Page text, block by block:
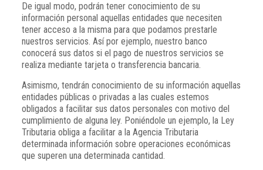
De igual modo, podrán tener conocimiento de su
información personal aquellas entidades que necesiten
tener acceso a la misma para que podamos prestarle
nuestros servicios. Así por ejemplo, nuestro banco
conocerá sus datos si el pago de nuestros servicios se
realiza mediante tarjeta o transferencia bancaria.
Asimismo, tendrán conocimiento de su información aquellas
entidades públicas o privadas a las cuales estemos
obligados a facilitar sus datos personales con motivo del
cumplimiento de alguna ley. Poniéndole un ejemplo, la Ley
Tributaria obliga a facilitar a la Agencia Tributaria
determinada información sobre operaciones económicas
que superen una determinada cantidad.